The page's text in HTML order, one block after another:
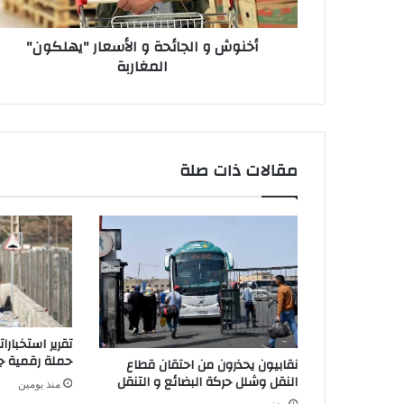
و
ن
ل
ج
ة
أ
س
ع
"
ي
ه
ل
ك
و
ن
أخنوش و الجائحة و الأسعار "يهلكون"
المغاربة
مقالات ذات صلة
نقابيون يحذرون من احتقان قطاع
النقل وشلل حركة البضائع و التنقل
تقرير
حملة رقمية
منذ يومين